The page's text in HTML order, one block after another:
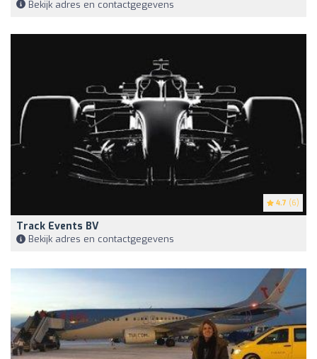
Bekijk adres en contactgegevens
4.7 (6)
Track Events BV
Bekijk adres en contactgegevens